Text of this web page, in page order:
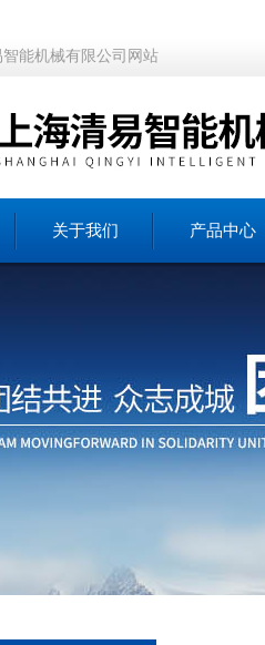
能机械有限公司网站
关于我们 产品中心